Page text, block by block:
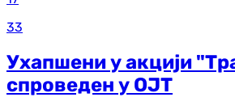
33
Ухапшени у акцији
спроведен у ОЈТ